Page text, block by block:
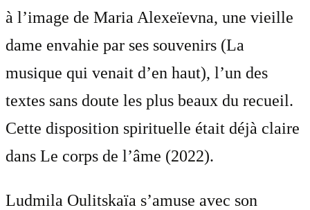
à l’image de Maria Alexeïevna, une vieille
dame envahie par ses souvenirs (La
musique qui venait d’en haut), l’un des
textes sans doute les plus beaux du recueil.
Cette disposition spirituelle était déjà claire
dans Le corps de l’âme (2022).
Ludmila Oulitskaïa s’amuse avec son